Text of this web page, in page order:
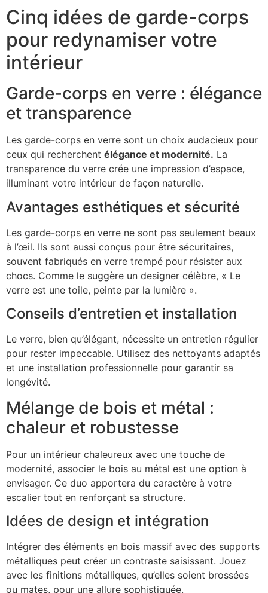
Cinq idées de garde-corps
pour redynamiser votre
intérieur
Garde-corps en verre : élégance
et transparence
Les garde-corps en verre sont un choix audacieux pour
ceux qui recherchent élégance et modernité. La
transparence du verre crée une impression d’espace,
illuminant votre intérieur de façon naturelle.
Avantages esthétiques et sécurité
Les garde-corps en verre ne sont pas seulement beaux
à l’œil. Ils sont aussi conçus pour être sécuritaires,
souvent fabriqués en verre trempé pour résister aux
chocs. Comme le suggère un designer célèbre, « Le
verre est une toile, peinte par la lumière ».
Conseils d’entretien et installation
Le verre, bien qu’élégant, nécessite un entretien régulier
pour rester impeccable. Utilisez des nettoyants adaptés
et une installation professionnelle pour garantir sa
longévité.
Mélange de bois et métal :
chaleur et robustesse
Pour un intérieur chaleureux avec une touche de
modernité, associer le bois au métal est une option à
envisager. Ce duo apportera du caractère à votre
escalier tout en renforçant sa structure.
Idées de design et intégration
Intégrer des éléments en bois massif avec des supports
métalliques peut créer un contraste saisissant. Jouez
avec les finitions métalliques, qu’elles soient brossées
ou mates, pour une allure sophistiquée.